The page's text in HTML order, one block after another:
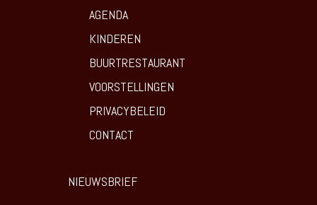
AGENDA
KINDEREN
BUURTRESTAURANT
VOORSTELLINGEN
PRIVACYBELEID
CONTACT
NIEUWSBRIEF